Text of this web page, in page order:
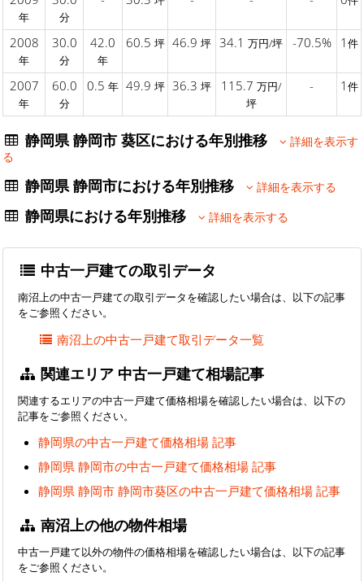
年 分
2008
年
30.0
分
42.0
年
60.5 坪 46.9 坪 34.1 万円/坪 -70.5% 1 件
2007
年
60.0
分
0.5 年 49.9 坪 36.3 坪 115.7 万円/
坪
- 1 件
静岡県 静岡市 葵区における年別推移
詳細を表示す
る
静岡県 静岡市における年別推移 詳細を表示する
静岡県における年別推移 詳細を表示する
中古一戸建ての取引データ
南沼上の中古一戸建ての取引データを確認したい場合は、以下の記事
をご参照ください。
南沼上の中古一戸建て取引データ一覧
関連エリア 中古一戸建て相場記事
関連するエリアの中古一戸建て価格相場を確認したい場合は、以下の
記事をご参照ください。
静岡県の中古一戸建て価格相場 記事
静岡県 静岡市の中古一戸建て価格相場 記事
静岡県 静岡市 静岡市葵区の中古一戸建て価格相場 記事
南沼上の他の物件相場
中古一戸建て以外の物件の価格相場を確認したい場合は、以下の記事
をご参照ください。